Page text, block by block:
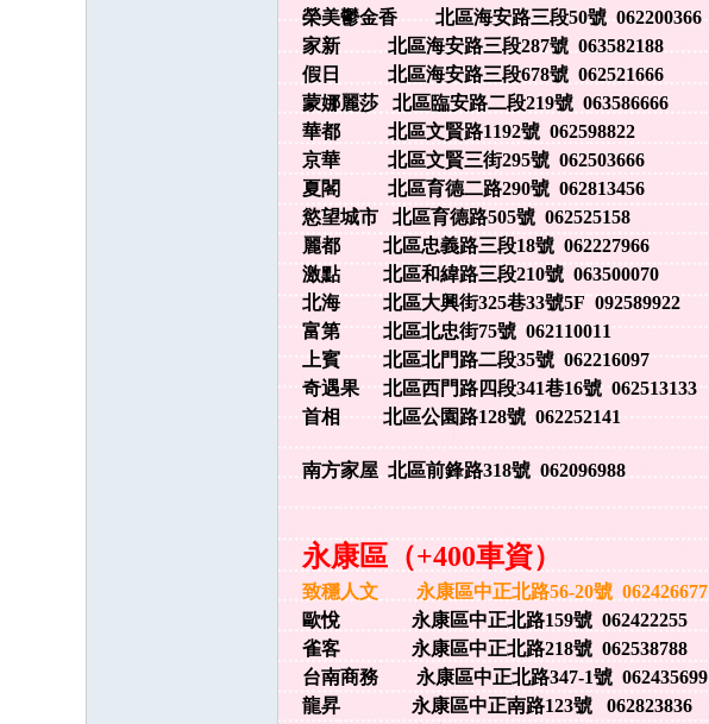
榮美鬱金香 北區海安路三段50號 062200366
家新 北區海安路三段287號 063582188
假日 北區海安路三段678號 062521666
蒙娜麗莎 北區臨安路二段219號 063586666
華都 北區文賢路1192號 062598822
京華 北區文賢三街295號 062503666
夏閣 北區育德二路290號 062813456
慾望城市 北區育德路505號 062525158
麗都 北區忠義路三段18號 062227966
激點 北區和緯路三段210號 063500070
北海 北區大興街325巷33號5F 092589922
富第 北區北忠街75號 062110011
上賓 北區北門路二段35號 062216097
奇遇果 北區西門路四段341巷16號 062513133
首相 北區公園路128號 062252141
南方家屋 北區前鋒路318號 062096988
永康區（+400車資）
致穩人文 永康區中正北路56-20號 062426677
歐悅 永康區中正北路159號 062422255
雀客 永康區中正北路218號 062538788
台南商務 永康區中正北路347-1號 062435699
龍昇 永康區中正南路123號 062823836